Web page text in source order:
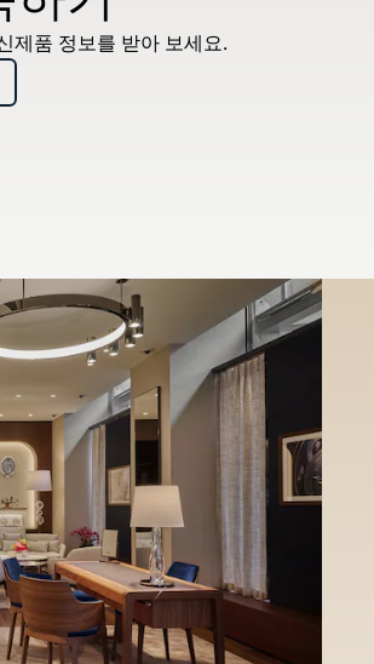
제품 정보를 받아 보세요.